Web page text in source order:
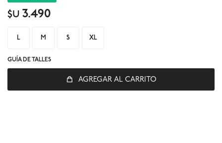
$U 3.490
L M S XL
GUÍA DE TALLES
AGREGAR AL CARRITO
© Copyright 2026 / Global Sports